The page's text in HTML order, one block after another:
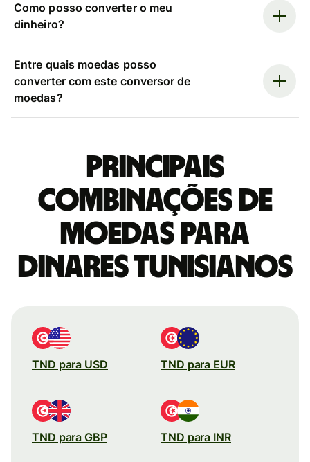
Como posso converter o meu
dinheiro?
Entre quais moedas posso
converter com este conversor de
moedas?
Principais
combinações de
moedas para
Dinares tunisianos
TND para USD TND para EUR
TND para GBP TND para INR